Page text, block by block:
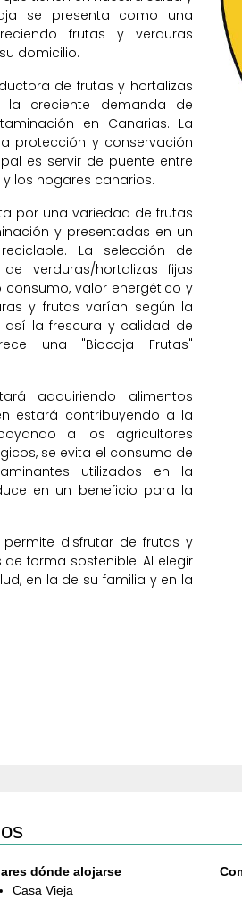
se presenta como una
frutas y verduras
domicilio.
de frutas y hortalizas
la creciente demanda de
en Canarias. La
protección y conservación
es servir de puente entre
los hogares canarios.
por una variedad de frutas
y presentadas en un
La selección de
verduras/hortalizas fijas
valor energético y
y frutas varían según la
la frescura y calidad de
una "Biocaja Frutas"
adquiriendo alimentos
estará contribuyendo a la
a los agricultores
se evita el consumo de
utilizados en la
en un beneficio para la
disfrutar de frutas y
forma sostenible. Al elegir
en la de su familia y en la
dónde alojarse
Casa Vieja